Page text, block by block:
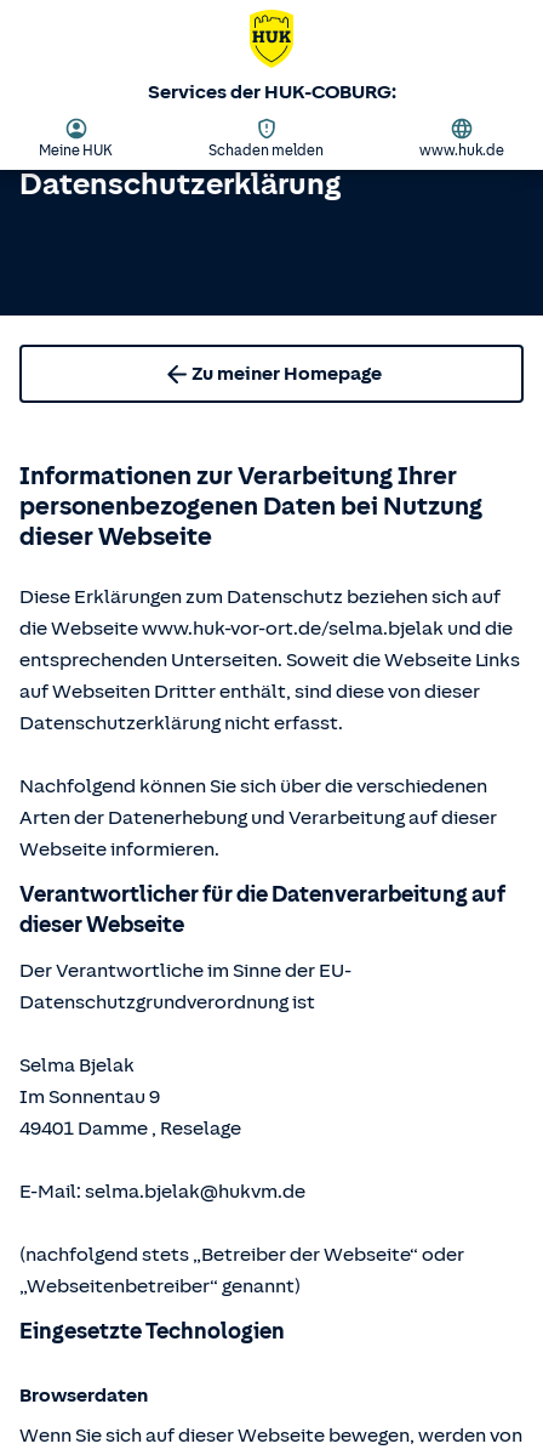
Services der HUK-COBURG:
Meine HUK Schaden melden www.huk.de
Datenschutzerklärung
Zu meiner Homepage
Informationen zur Verarbeitung Ihrer
personenbezogenen Daten bei Nutzung
dieser Webseite
Diese Erklärungen zum Datenschutz beziehen sich auf
die Webseite www.huk-vor-ort.de/selma.bjelak und die
entsprechenden Unterseiten. Soweit die Webseite Links
auf Webseiten Dritter enthält, sind diese von dieser
Datenschutzerklärung nicht erfasst.
Nachfolgend können Sie sich über die verschiedenen
Arten der Datenerhebung und Verarbeitung auf dieser
Webseite informieren.
Verantwortlicher für die Datenverarbeitung auf
dieser Webseite
Der Verantwortliche im Sinne der EU-
Datenschutzgrundverordnung ist
Selma Bjelak
Im Sonnentau 9
49401 Damme , Reselage
E-Mail: selma.bjelak@hukvm.de
(nachfolgend stets „Betreiber der Webseite“ oder
„Webseitenbetreiber“ genannt)
Eingesetzte Technologien
Browserdaten
Wenn Sie sich auf dieser Webseite bewegen, werden von